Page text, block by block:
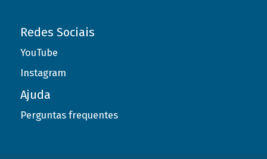
Redes Sociais
YouTube
Instagram
Ajuda
Perguntas frequentes